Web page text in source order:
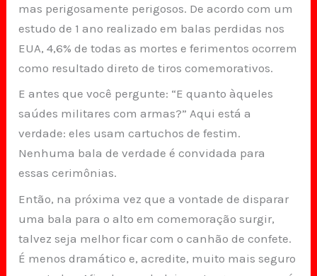
mas perigosamente perigosos. De acordo com um
estudo de 1 ano realizado em balas perdidas nos
EUA, 4,6% de todas as mortes e ferimentos ocorrem
como resultado direto de tiros comemorativos.
E antes que você pergunte: “E quanto àqueles
saúdes militares com armas?” Aqui está a
verdade: eles usam cartuchos de festim.
Nenhuma bala de verdade é convidada para
essas cerimônias.
Então, na próxima vez que a vontade de disparar
uma bala para o alto em comemoração surgir,
talvez seja melhor ficar com o canhão de confete.
É menos dramático e, acredite, muito mais seguro